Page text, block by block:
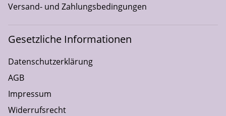
Versand- und Zahlungsbedingungen
Gesetzliche Informationen
Datenschutzerklärung
AGB
Impressum
Widerrufsrecht